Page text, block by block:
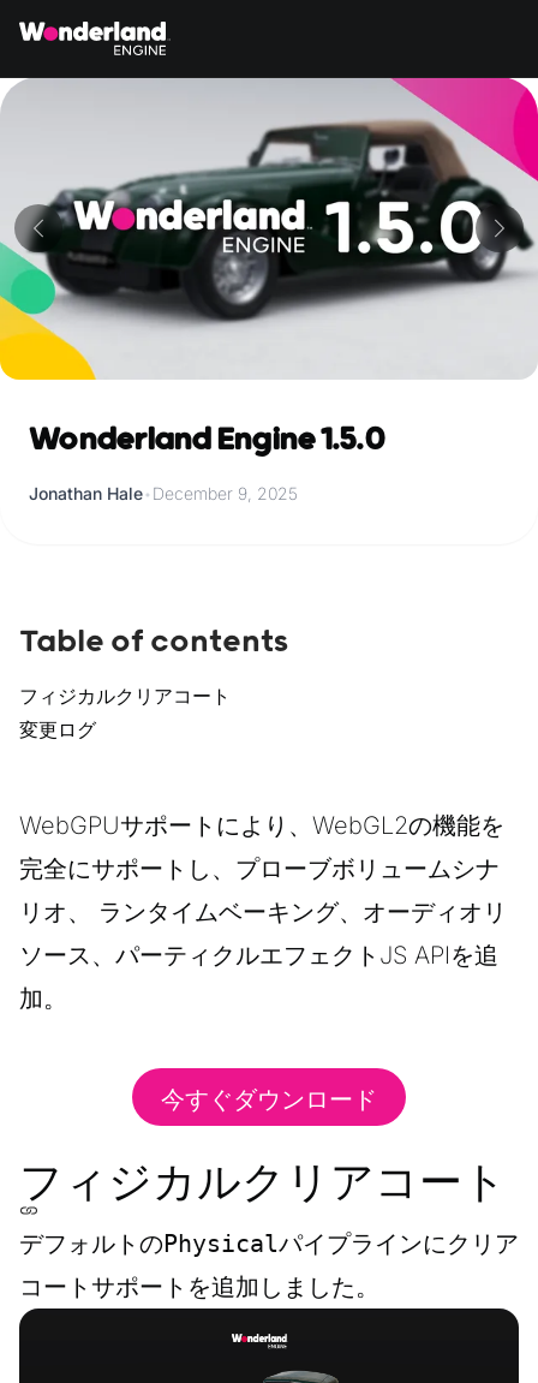
Wonderland Engine 1.5.0
Jonathan Hale• December 9, 2025
WebGPUサポートにより、WebGL2の機能を
完全にサポートし、プローブボリュームシナ
リオ、 ランタイムベーキング、オーディオリ
ソース、パーティクルエフェクトJS APIを追
加。
今すぐダウンロード
フィジカルクリアコート
デフォルトのPhysicalパイプラインにクリア
コートサポートを追加しました。
Table of contents
フィジカルクリアコート
変更ログ